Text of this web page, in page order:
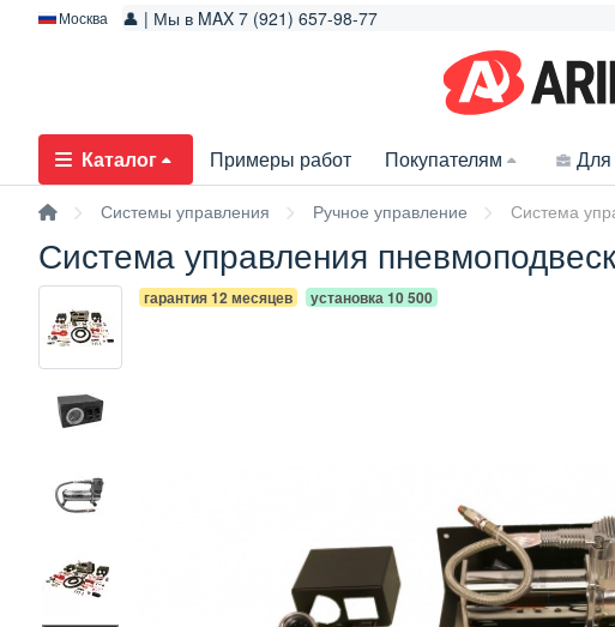
Москва 👤 | Мы в MAX 7 (921) 657-98-77
Каталог Примеры работ Покупателям Для
Системы управления Ручное управление Система
Система управления
гарантия 12 месяцев установка 10 500